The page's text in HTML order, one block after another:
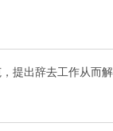
提出辞去工作从而